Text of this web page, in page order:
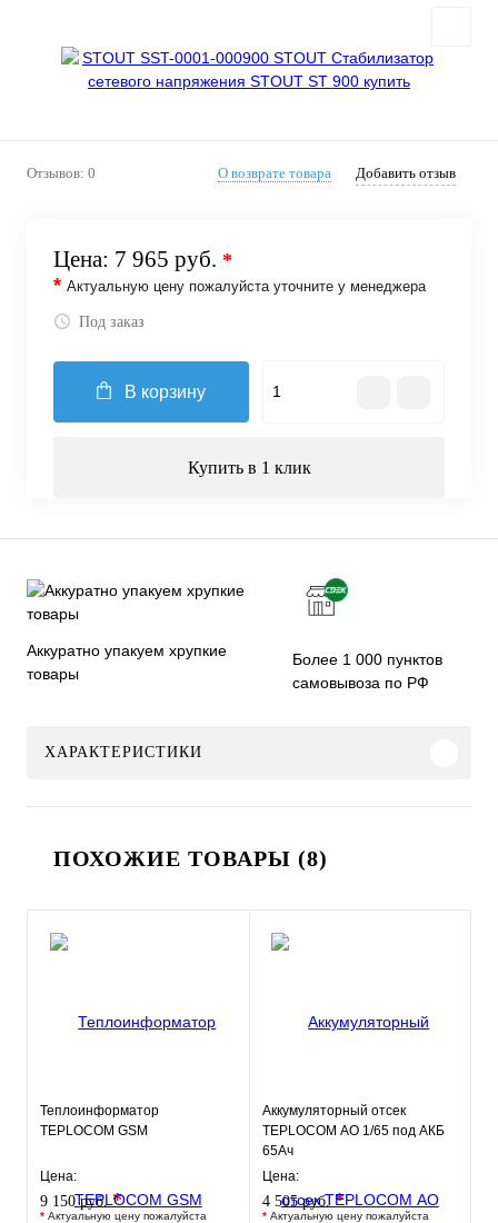
Отзывов: 0 О возврате товара Добавить отзыв
Цена: 7 965 руб. *
* Актуальную цену пожалуйста уточните у менеджера
Под заказ
В корзину
Купить в 1 клик
Аккуратно упакуем хрупкие
товары
Более 1 000 пунктов
самовывоза по РФ
ХАРАКТЕРИСТИКИ
ПОХОЖИЕ ТОВАРЫ (8)
Теплоинформатор
TEPLOCOM GSM
Цена:
9 150 руб.*
* Актуальную цену пожалуйста
Аккумуляторный отсек
TEPLOCOM АО 1/65 под АКБ
65Ач
Цена:
4 505 руб. *
* Актуальную цену пожалуйста